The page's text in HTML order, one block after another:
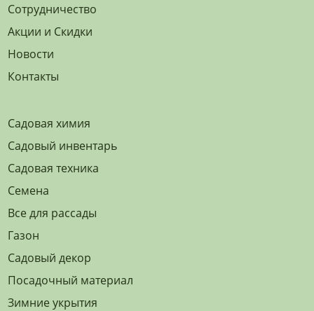
Сотрудничество
Акции и Скидки
Новости
Контакты
Садовая химия
Садовый инвентарь
Садовая техника
Семена
Все для рассады
Газон
Садовый декор
Посадочный материал
Зимние укрытия